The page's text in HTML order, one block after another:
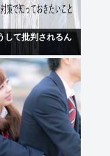
して批判されるん